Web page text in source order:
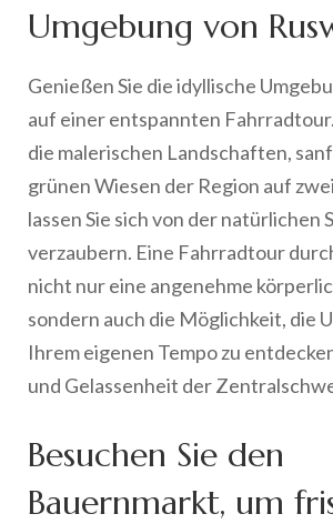
Umgebung von
Genießen Sie die idyllische
auf einer entspannten
die malerischen Landschaften,
grünen Wiesen der Region auf
lassen Sie sich von der natürlichen
verzaubern. Eine Fahrradtour
nicht nur eine angenehme
sondern auch die Möglichkeit, die
Ihrem eigenen Tempo zu
und Gelassenheit der
Besuchen Sie den
Bauernmarkt, um